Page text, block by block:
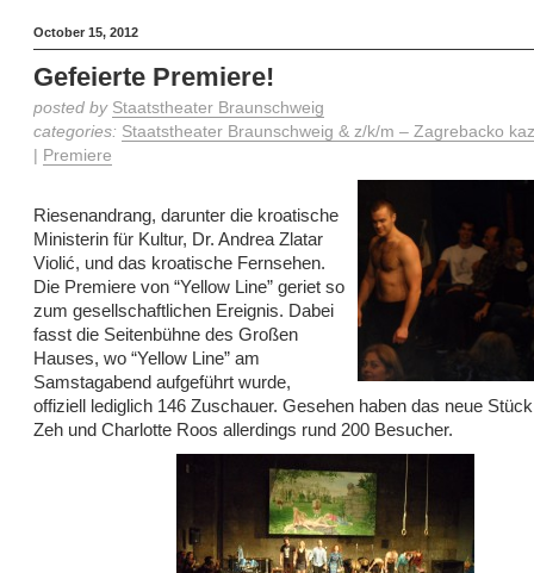
October 15, 2012
Gefeierte Premiere!
posted by Staatstheater Braunschweig
categories: Staatstheater Braunschweig & z/k/m – Zagrebacko
Premiere
Riesenandrang, darunter die kroatische
Ministerin für Kultur, Dr. Andrea Zlatar
Violić, und das kroatische Fernsehen.
Die Premiere von “Yellow Line” geriet so
zum gesellschaftlichen Ereignis. Dabei
fasst die Seitenbühne des Großen
Hauses, wo “Yellow Line” am
Samstagabend aufgeführt wurde,
offiziell lediglich 146 Zuschauer. Gesehen haben das neue
Zeh und Charlotte Roos allerdings rund 200 Besucher.